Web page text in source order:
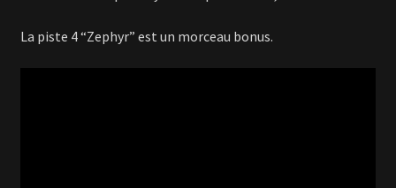
La piste 4 “Zephyr” est un morceau bonus.